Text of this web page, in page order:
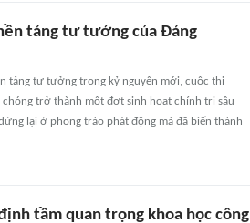
tảng tư tưởng của Đảng
tảng tư tưởng trong kỷ nguyên mới, cuộc thi
trở thành một đợt sinh hoạt chính trị sâu
lại ở phong trào phát động mà đã biến thành
tầm quan trọng khoa học công